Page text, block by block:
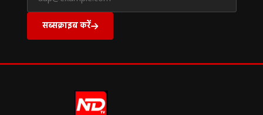
सब्सक्राइब करें